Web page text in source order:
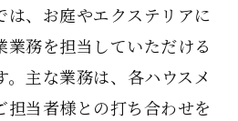
は、お庭やエクステリアに
業務を担当していただける
主な業務は、各ハウスメ
担当者様との打ち合わせを